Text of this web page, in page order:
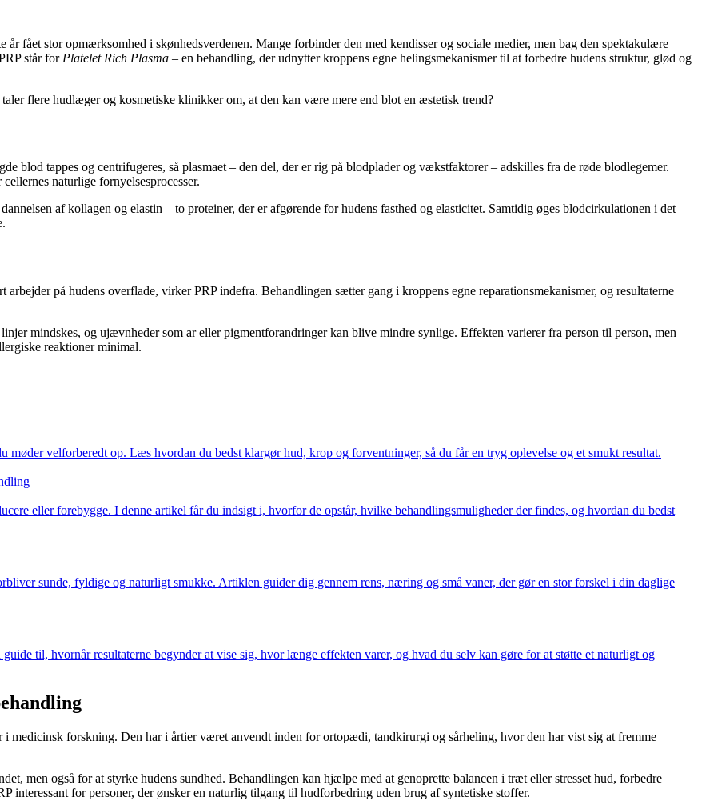
år fået stor opmærksomhed i skønhedsverdenen. Mange forbinder den med kendisser og sociale medier, men bag den spektakulære
står for Platelet Rich Plasma – en behandling, der udnytter kroppens egne helingsmekanismer til at forbedre hudens struktur, glød og
flere hudlæger og kosmetiske klinikker om, at den kan være mere end blot en æstetisk trend?
blod tappes og centrifugeres, så plasmaet – den del, der er rig på blodplader og vækstfaktorer – adskilles fra de røde blodlegemer.
naturlige fornyelsesprocesser.
af kollagen og elastin – to proteiner, der er afgørende for hudens fasthed og elasticitet. Samtidig øges blodcirkulationen i det
på hudens overflade, virker PRP indefra. Behandlingen sætter gang i kroppens egne reparationsmekanismer, og resultaterne
mindskes, og ujævnheder som ar eller pigmentforandringer kan blive mindre synlige. Effekten varierer fra person til person, men
reaktioner minimal.
velforberedt op. Læs hvordan du bedst klargør hud, krop og forventninger, så du får en tryg oplevelse og et smukt resultat.
eller forebygge. I denne artikel får du indsigt i, hvorfor de opstår, hvilke behandlingsmuligheder der findes, og hvordan du bedst
sunde, fyldige og naturligt smukke. Artiklen guider dig gennem rens, næring og små vaner, der gør en stor forskel i din daglige
til, hvornår resultaterne begynder at vise sig, hvor længe effekten varer, og hvad du selv kan gøre for at støtte et naturligt og
i medicinsk forskning. Den har i årtier været anvendt inden for ortopædi, tandkirurgi og sårheling, hvor den har vist sig at fremme
men også for at styrke hudens sundhed. Behandlingen kan hjælpe med at genoprette balancen i træt eller stresset hud, forbedre
interessant for personer, der ønsker en naturlig tilgang til hudforbedring uden brug af syntetiske stoffer.